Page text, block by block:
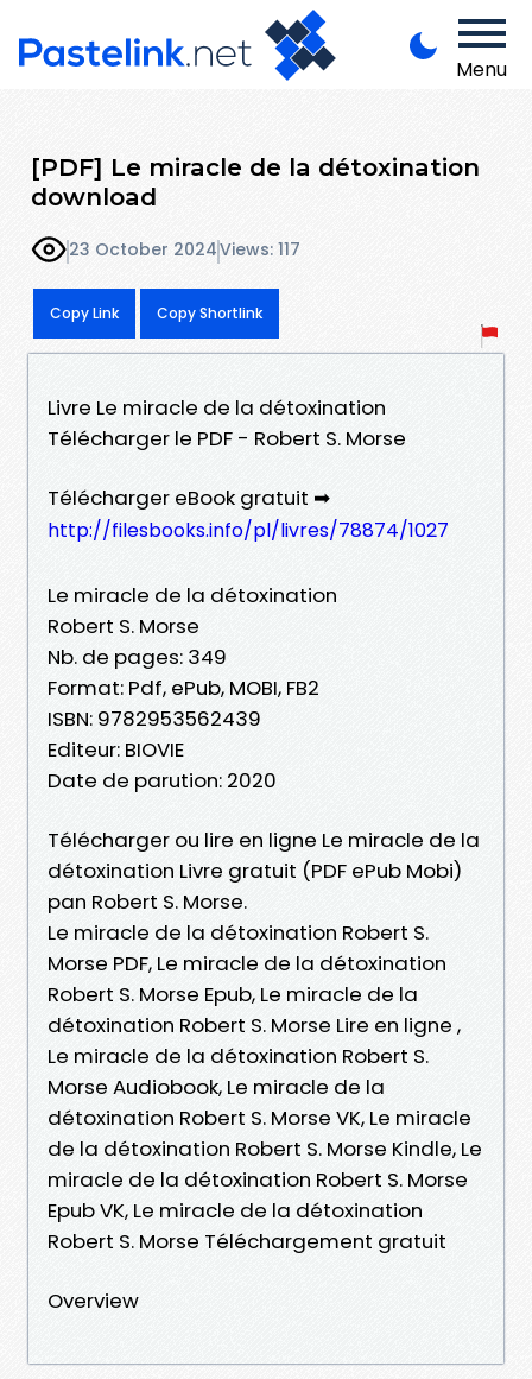
Menu
[PDF] Le miracle de la détoxination
download
23 October 2024Views: 117
Copy Link Copy Shortlink
Livre Le miracle de la détoxination
Télécharger le PDF - Robert S. Morse
Télécharger eBook gratuit ➡
http://filesbooks.info/pl/livres/78874/1027
Le miracle de la détoxination
Robert S. Morse
Nb. de pages: 349
Format: Pdf, ePub, MOBI, FB2
ISBN: 9782953562439
Editeur: BIOVIE
Date de parution: 2020
Télécharger ou lire en ligne Le miracle de la
détoxination Livre gratuit (PDF ePub Mobi)
pan Robert S. Morse.
Le miracle de la détoxination Robert S.
Morse PDF, Le miracle de la détoxination
Robert S. Morse Epub, Le miracle de la
détoxination Robert S. Morse Lire en ligne ,
Le miracle de la détoxination Robert S.
Morse Audiobook, Le miracle de la
détoxination Robert S. Morse VK, Le miracle
de la détoxination Robert S. Morse Kindle, Le
miracle de la détoxination Robert S. Morse
Epub VK, Le miracle de la détoxination
Robert S. Morse Téléchargement gratuit
Overview